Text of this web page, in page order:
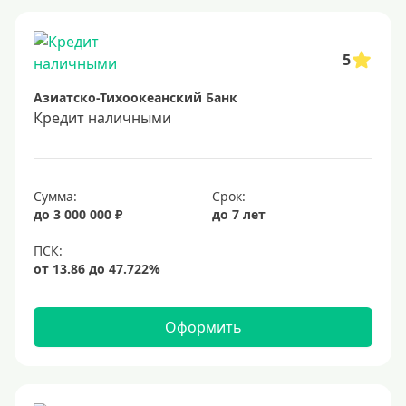
Способы выдачи
Не выходя из дома
С доставкой на дом
Наличными
В долларах США
В евро
Заемщики
5
Азиатско-Тихоокеанский Банк
Кредит наличными
Сумма:
до 3 000 000 ₽
Срок:
до 7 лет
Оформить